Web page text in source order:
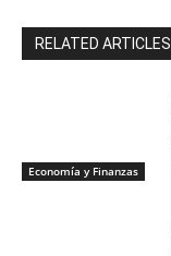
RELATED ARTICLES
Economía y Finanzas